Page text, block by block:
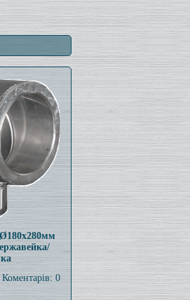
Коментарів: 0